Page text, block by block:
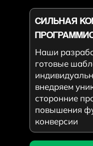
СИЛЬНАЯ
Наши
готовые
внедряем
сторонние
повышения
конверсии